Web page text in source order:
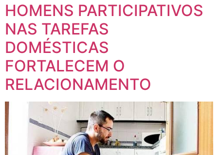
HOMENS PARTICIPATIVOS
NAS TAREFAS
DOMÉSTICAS
FORTALECEM O
RELACIONAMENTO